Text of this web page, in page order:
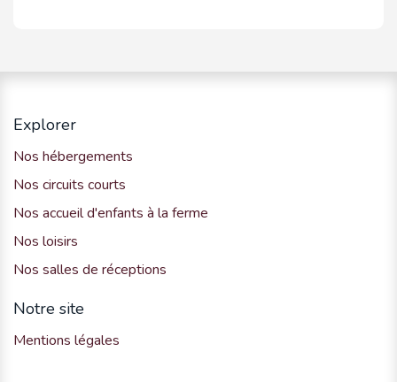
Explorer
Nos hébergements
Nos circuits courts
Nos accueil d'enfants à la ferme
Nos loisirs
Nos salles de réceptions
Notre site
Mentions légales